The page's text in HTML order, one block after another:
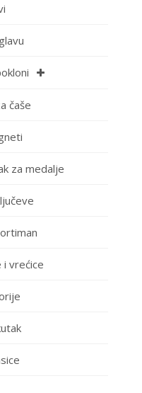
čaše
za medalje
vrećice